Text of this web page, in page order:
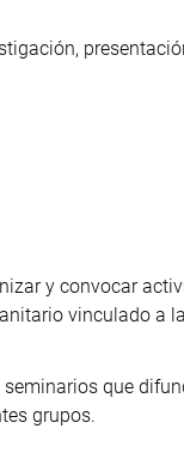
y convocar
vinculado a
que
grupos.